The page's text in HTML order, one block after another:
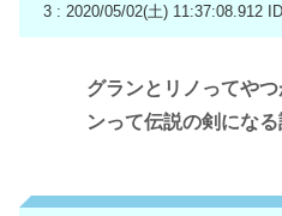
3 : 2020/05/02(土) 11:37:08.912
グランとリノってや
ンって伝説の剣になる